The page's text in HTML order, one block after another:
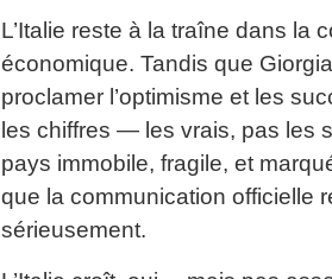
L’Italie reste à la traîne dans la
économique. Tandis que
proclamer l’optimisme et les
les chiffres — les vrais, pas les
pays immobile, fragile, et
que la communication officielle
sérieusement.